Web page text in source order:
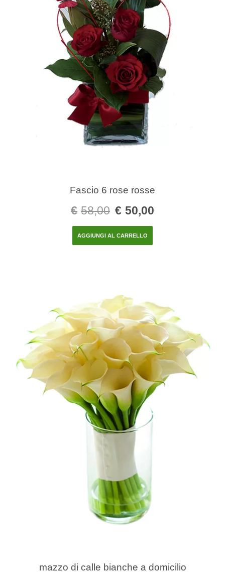
Fascio 6 rose rosse
€ 58,00 € 50,00
AGGIUNGI AL CARRELLO
mazzo di calle bianche a domicilio